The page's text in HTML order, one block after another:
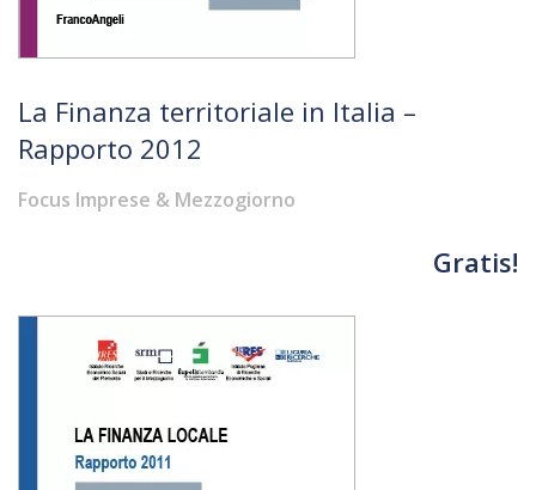
La Finanza territoriale in Italia –
Rapporto 2012
Focus Imprese & Mezzogiorno
Gratis!